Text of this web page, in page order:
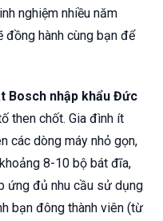
nghiệm nhiều năm
đồng hành cùng bạn để
Bosch nhập khẩu Đức
then chốt. Gia đình ít
các dòng máy nhỏ gọn,
8-10 bộ bát đĩa,
ứng đủ nhu cầu sử dụng
bạn đông thành viên (từ